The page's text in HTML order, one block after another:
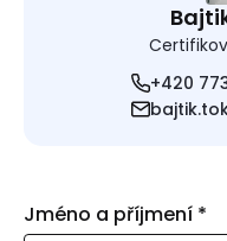
+420
Jméno a příjmení *